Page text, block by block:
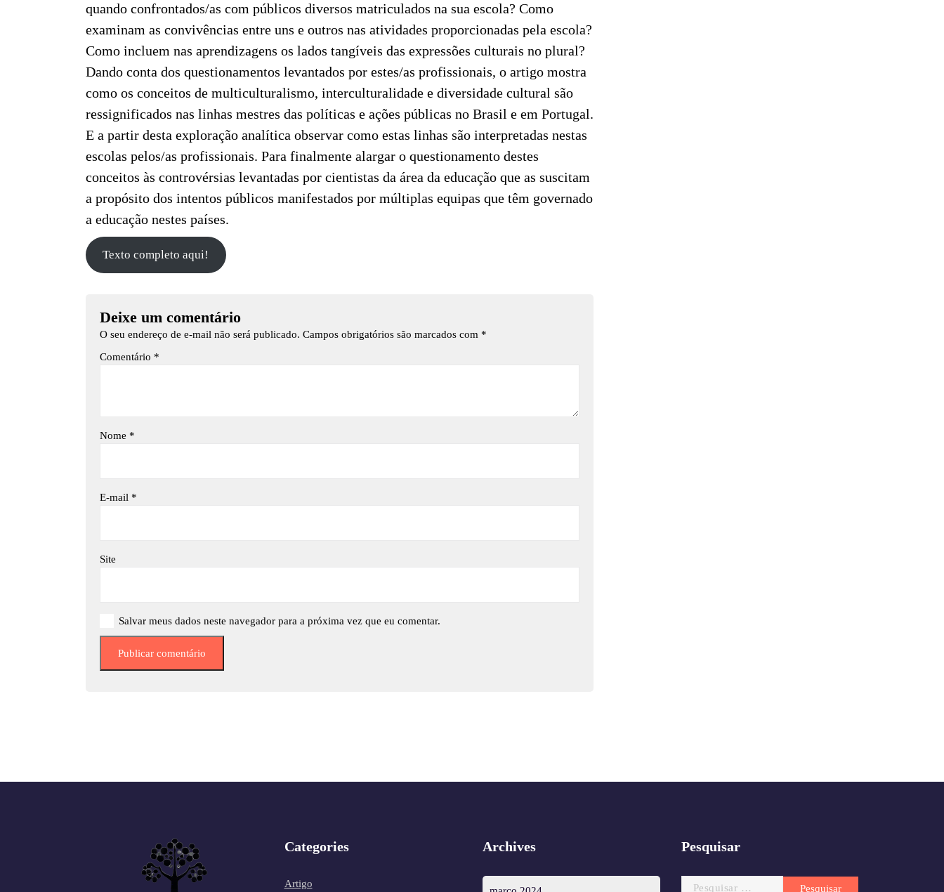
quando confrontados/as com públicos diversos matriculados na sua escola? Como
examinam as convivências entre uns e outros nas atividades proporcionadas pela escola?
Como incluem nas aprendizagens os lados tangíveis das expressões culturais no plural?
Dando conta dos questionamentos levantados por estes/as profissionais, o artigo mostra
como os conceitos de multiculturalismo, interculturalidade e diversidade cultural são
ressignificados nas linhas mestres das políticas e ações públicas no Brasil e em Portugal.
E a partir desta exploração analítica observar como estas linhas são interpretadas nestas
escolas pelos/as profissionais. Para finalmente alargar o questionamento destes
conceitos às controvérsias levantadas por cientistas da área da educação que as suscitam
a propósito dos intentos públicos manifestados por múltiplas equipas que têm governado
a educação nestes países.
Texto completo aqui!
Deixe um comentário
O seu endereço de e-mail não será publicado. Campos obrigatórios são marcados com *
Comentário *
Nome *
E-mail *
Site
Salvar meus dados neste navegador para a próxima vez que eu comentar.
Categories
Artigo
Archives Pesquisar
Pesquisar